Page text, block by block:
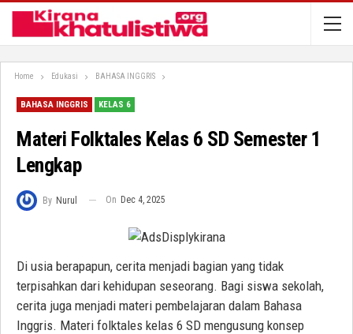
Home Edukasi BAHASA INGGRIS
BAHASA INGGRIS KELAS 6
Materi Folktales Kelas 6 SD Semester 1
Lengkap
By Nurul On Dec 4, 2025
Di usia berapapun, cerita menjadi bagian yang tidak
terpisahkan dari kehidupan seseorang. Bagi siswa sekolah,
cerita juga menjadi materi pembelajaran dalam Bahasa
Inggris. Materi folktales kelas 6 SD mengusung konsep